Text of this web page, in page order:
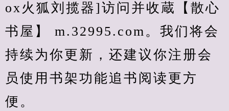
ox火狐刘揽器]访问并收蔵【散心
书屋】 m.32995.com。我们将会
持续为你更新，还建议你注册会
员使用书架功能追书阅读更方
便。